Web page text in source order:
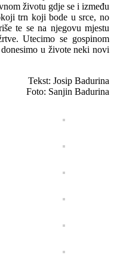
životu gdje se i između
trn koji bode u srce, no
te se na njegovu mjestu
Utecimo se gospinom
u živote neki novi
Tekst: Josip Badurina
Foto: Sanjin Badurina